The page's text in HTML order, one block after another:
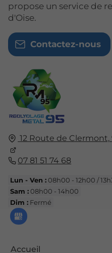
12 Route de Clermont,
07 81 51 74 68
Lun - Ven :08h00 - 12h00 /
Sam :08h00 - 14h00
Dim : Fermé
Accueil
propose un service de
d'Oise.
Contactez-nous